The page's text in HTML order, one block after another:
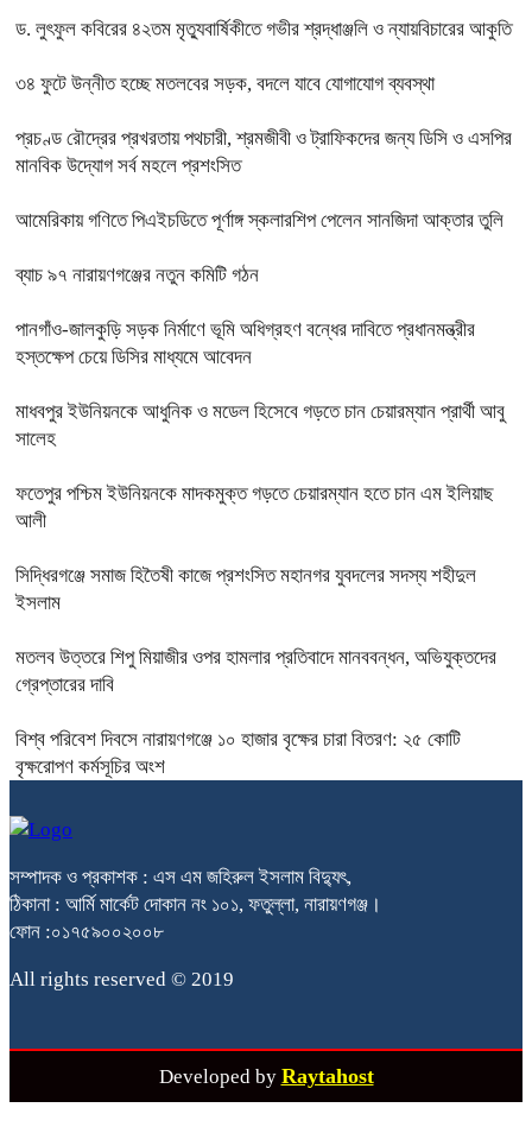
ড. লুৎফুল কবিরের ৪২তম মৃত্যুবার্ষিকীতে গভীর শ্রদ্ধাঞ্জলি ও ন্যায়বিচারের আকুতি
৩৪ ফুটে উন্নীত হচ্ছে মতলবের সড়ক, বদলে যাবে যোগাযোগ ব্যবস্থা
প্রচণ্ড রৌদ্রের প্রখরতায় পথচারী, শ্রমজীবী ও ট্রাফিকদের জন্য ডিসি ও এসপির
মানবিক উদ্যোগ সর্ব মহলে প্রশংসিত
আমেরিকায় গণিতে পিএইচডিতে পূর্ণাঙ্গ স্কলারশিপ পেলেন সানজিদা আক্তার তুলি
ব্যাচ ৯৭ নারায়ণগঞ্জের নতুন কমিটি গঠন
পানগাঁও-জালকুড়ি সড়ক নির্মাণে ভূমি অধিগ্রহণ বন্ধের দাবিতে প্রধানমন্ত্রীর
হস্তক্ষেপ চেয়ে ডিসির মাধ্যমে আবেদন
মাধবপুর ইউনিয়নকে আধুনিক ও মডেল হিসেবে গড়তে চান চেয়ারম্যান প্রার্থী আবু
সালেহ
ফতেপুর পশ্চিম ইউনিয়নকে মাদকমুক্ত গড়তে চেয়ারম্যান হতে চান এম ইলিয়াছ
আলী
সিদ্ধিরগঞ্জে‌ সমাজ হিতৈষী কাজে প্রশংসিত মহানগর যুবদলের সদস্য শহীদুল
ইসলাম
মতলব উত্তরে শিপু মিয়াজীর ওপর হামলার প্রতিবাদে মানববন্ধন, অভিযুক্তদের
গ্রেপ্তারের দাবি
বিশ্ব পরিবেশ দিবসে নারায়ণগঞ্জে ১০ হাজার বৃক্ষের চারা বিতরণ: ২৫ কোটি
বৃক্ষরোপণ কর্মসূচির অংশ
সম্পাদক ও প্রকাশক : এস এম জহিরুল ইসলাম বিদ্যুৎ,
ঠিকানা : আর্মি মার্কেট দোকান নং ১০১, ফতুল্লা, নারায়ণগঞ্জ।
ফোন :০১৭৫৯০০২০০৮
All rights reserved © 2019
Developed by Raytahost